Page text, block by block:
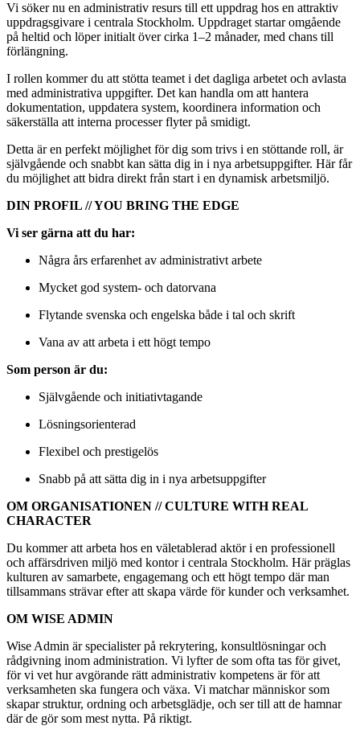
Vi söker nu en administrativ resurs till ett uppdrag hos en attraktiv
uppdragsgivare i centrala Stockholm. Uppdraget startar omgående
på heltid och löper initialt över cirka 1–2 månader, med chans till
förlängning.
I rollen kommer du att stötta teamet i det dagliga arbetet och avlasta
med administrativa uppgifter. Det kan handla om att hantera
dokumentation, uppdatera system, koordinera information och
säkerställa att interna processer flyter på smidigt.
Detta är en perfekt möjlighet för dig som trivs i en stöttande roll, är
självgående och snabbt kan sätta dig in i nya arbetsuppgifter. Här får
du möjlighet att bidra direkt från start i en dynamisk arbetsmiljö.
DIN PROFIL // YOU BRING THE EDGE
Vi ser gärna att du har:
Några års erfarenhet av administrativt arbete
Mycket god system- och datorvana
Flytande svenska och engelska både i tal och skrift
Vana av att arbeta i ett högt tempo
Som person är du:
Självgående och initiativtagande
Lösningsorienterad
Flexibel och prestigelös
Snabb på att sätta dig in i nya arbetsuppgifter
OM ORGANISATIONEN // CULTURE WITH REAL
CHARACTER
Du kommer att arbeta hos en väletablerad aktör i en professionell
och affärsdriven miljö med kontor i centrala Stockholm. Här präglas
kulturen av samarbete, engagemang och ett högt tempo där man
tillsammans strävar efter att skapa värde för kunder och verksamhet.
OM WISE ADMIN
Wise Admin är specialister på rekrytering, konsultlösningar och
rådgivning inom administration. Vi lyfter de som ofta tas för givet,
för vi vet hur avgörande rätt administrativ kompetens är för att
verksamheten ska fungera och växa. Vi matchar människor som
skapar struktur, ordning och arbetsglädje, och ser till att de hamnar
där de gör som mest nytta. På riktigt.